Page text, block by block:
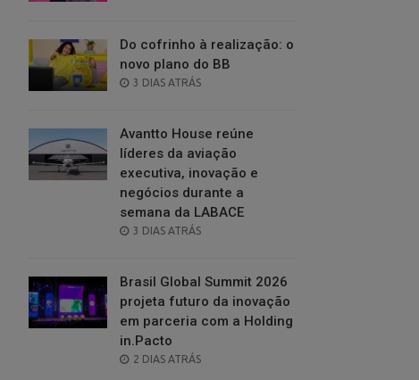
Do cofrinho à realização: o
novo plano do BB
POSTED
3 DIAS ATRÁS
Avantto House reúne
líderes da aviação
executiva, inovação e
negócios durante a
semana da LABACE
POSTED
3 DIAS ATRÁS
Brasil Global Summit 2026
projeta futuro da inovação
em parceria com a Holding
in.Pacto
POSTED
2 DIAS ATRÁS